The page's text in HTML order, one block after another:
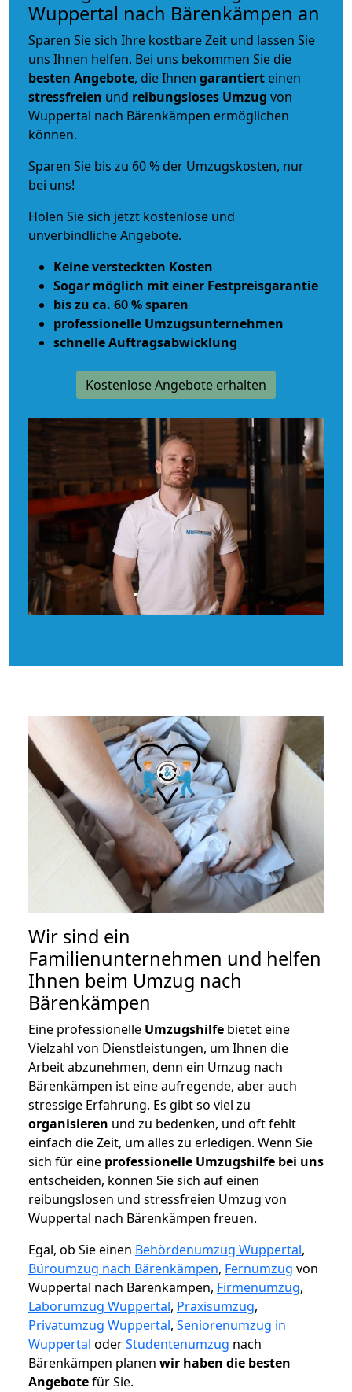
Wuppertal nach Bärenkämpen an
Sparen Sie sich Ihre kostbare Zeit und lassen Sie
uns Ihnen helfen. Bei uns bekommen Sie die
besten Angebote, die Ihnen garantiert einen
stressfreien und reibungsloses Umzug von
Wuppertal nach Bärenkämpen ermöglichen
können.
Sparen Sie bis zu 60 % der Umzugskosten, nur
bei uns!
Holen Sie sich jetzt kostenlose und
unverbindliche Angebote.
Keine versteckten Kosten
Sogar möglich mit einer Festpreisgarantie
bis zu ca. 60 % sparen
professionelle Umzugsunternehmen
schnelle Auftragsabwicklung
Kostenlose Angebote erhalten
Wir sind ein
Familienunternehmen und helfen
Ihnen beim Umzug nach
Bärenkämpen
Eine professionelle Umzugshilfe bietet eine
Vielzahl von Dienstleistungen, um Ihnen die
Arbeit abzunehmen, denn ein Umzug nach
Bärenkämpen ist eine aufregende, aber auch
stressige Erfahrung. Es gibt so viel zu
organisieren und zu bedenken, und oft fehlt
einfach die Zeit, um alles zu erledigen. Wenn Sie
sich für eine professionelle Umzugshilfe bei uns
entscheiden, können Sie sich auf einen
reibungslosen und stressfreien Umzug von
Wuppertal nach Bärenkämpen freuen.
Egal, ob Sie einen Behördenumzug Wuppertal,
Büroumzug nach Bärenkämpen, Fernumzug von
Wuppertal nach Bärenkämpen, Firmenumzug,
Laborumzug Wuppertal, Praxisumzug,
Privatumzug Wuppertal, Seniorenumzug in
Wuppertal oderStudentenumzug nach
Bärenkämpen planen wir haben die besten
Angebotefür Sie.